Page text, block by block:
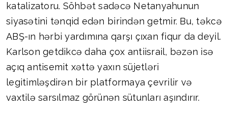
katalizatoru. Söhbət sadəcə Netanyahunun
siyasətini tənqid edən birindən getmir. Bu, təkcə
ABŞ-ın hərbi yardımına qarşı çıxan fiqur da deyil.
Karlson getdikcə daha çox antiisrail, bəzən isə
açıq antisemit xəttə yaxın süjetləri
legitimləşdirən bir platformaya çevrilir və
vaxtilə sarsılmaz görünən sütunları aşındırır.